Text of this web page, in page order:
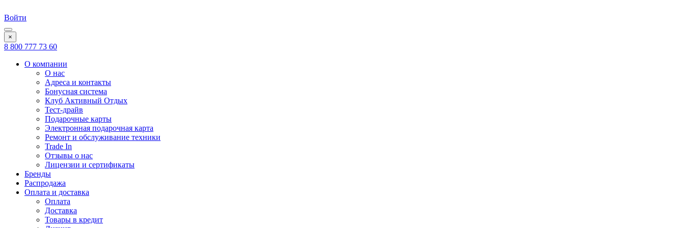
Войти
×
8 800 777 73 60
О компании
О нас
Адреса и контакты
Бонусная система
Клуб Активный Отдых
Тест-драйв
Подарочные карты
Электронная подарочная карта
Ремонт и обслуживание техники
Trade In
Отзывы о нас
Лицензии и сертификаты
Бренды
Распродажа
Оплата и доставка
Оплата
Доставка
Товары в кредит